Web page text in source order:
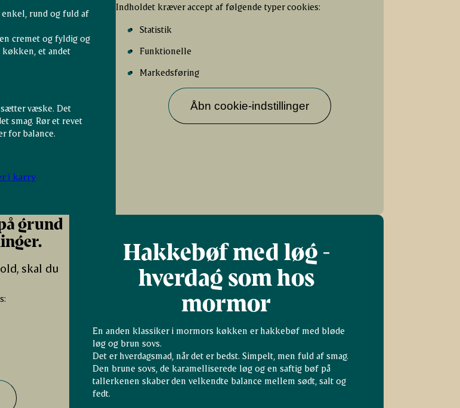
Indholdet kræver accept af følgende typer cookies:
Statistik
Funktionelle
Markedsføring
Åbn cookie-indstillinger
rund og fuld af
cremet og fyldig og
køkken, et andet
væske. Det
smag. Rør et revet
for balance.
i karry
grund
skal du
Hakkebøf med løg -
hverdag som hos
mormor
En anden klassiker i mormors køkken er hakkebøf med bløde
løg og brun sovs.
Det er hverdagsmad, når det er bedst. Simpelt, men fuld af smag.
Den brune sovs, de karamelliserede løg og en saftig bøf på
tallerkenen skaber den velkendte balance mellem sødt, salt og
fedt.